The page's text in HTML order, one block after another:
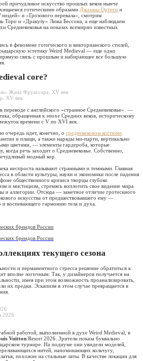
причудливое искусство прошлых веков нынче
готическими образами Дженны Ортеги и
и «Грозового перевала», смотрим
Торо и «Дракулу» Люка Бессона, а еще наблюдаем
Средневековья на показах всемирно известных
в феномене готического и викторианского стилей,
эстетику Weird Medieval — еще одно
связь с прошлым и набирающее все большую
core?
Жана Фруассара. XV век
XV век
с английского «странное Средневековье». —
обращенная к эпохе Средних веков, историческому
времени с V по XVI век.
очередь идет, конечно, о средневековом костюме.
и плащи, а также наряды ми-парти, вертикально
цветами, — элементы гардероба, которые
когда речь заходит о Средневековье. Собственно,
модный кор.
неспроста называют странными и темными. Главная
в области культуры, науки и экономики после падения
общественного кризиса творцы глубоко
и мистицизм, стремясь воплотить свое видение мира
и аллегории. Отсюда — заметное отличие гротескного
искусства от предшествовавшего ему —
и воспевающего гармонию тела и духа.
брендов России
брендов России
текущего сезона
и перманентного стресса решение обратиться к
вполне логичным. Так, у дизайнеров получается на
имея при этом возможность проанализировать,
их предки. Эскапизм в этом случае превращается в
2026
работой, выполненной в духе Weird Medieval, в
Vuitton Resort 2026. Зрители показа буквально
турнире. На подиуме они увидели моделей,
нитей, напоминающих кольчугу,
похожие на стальные латы. В качестве локации для